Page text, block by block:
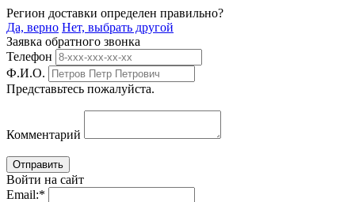
Регион доставки определен правильно?
Да, верно Нет, выбрать другой
Заявка обратного звонка
Телефон
Ф.И.О.
Представьтесь пожалуйста.
Комментарий
Войти на сайт
Email:*